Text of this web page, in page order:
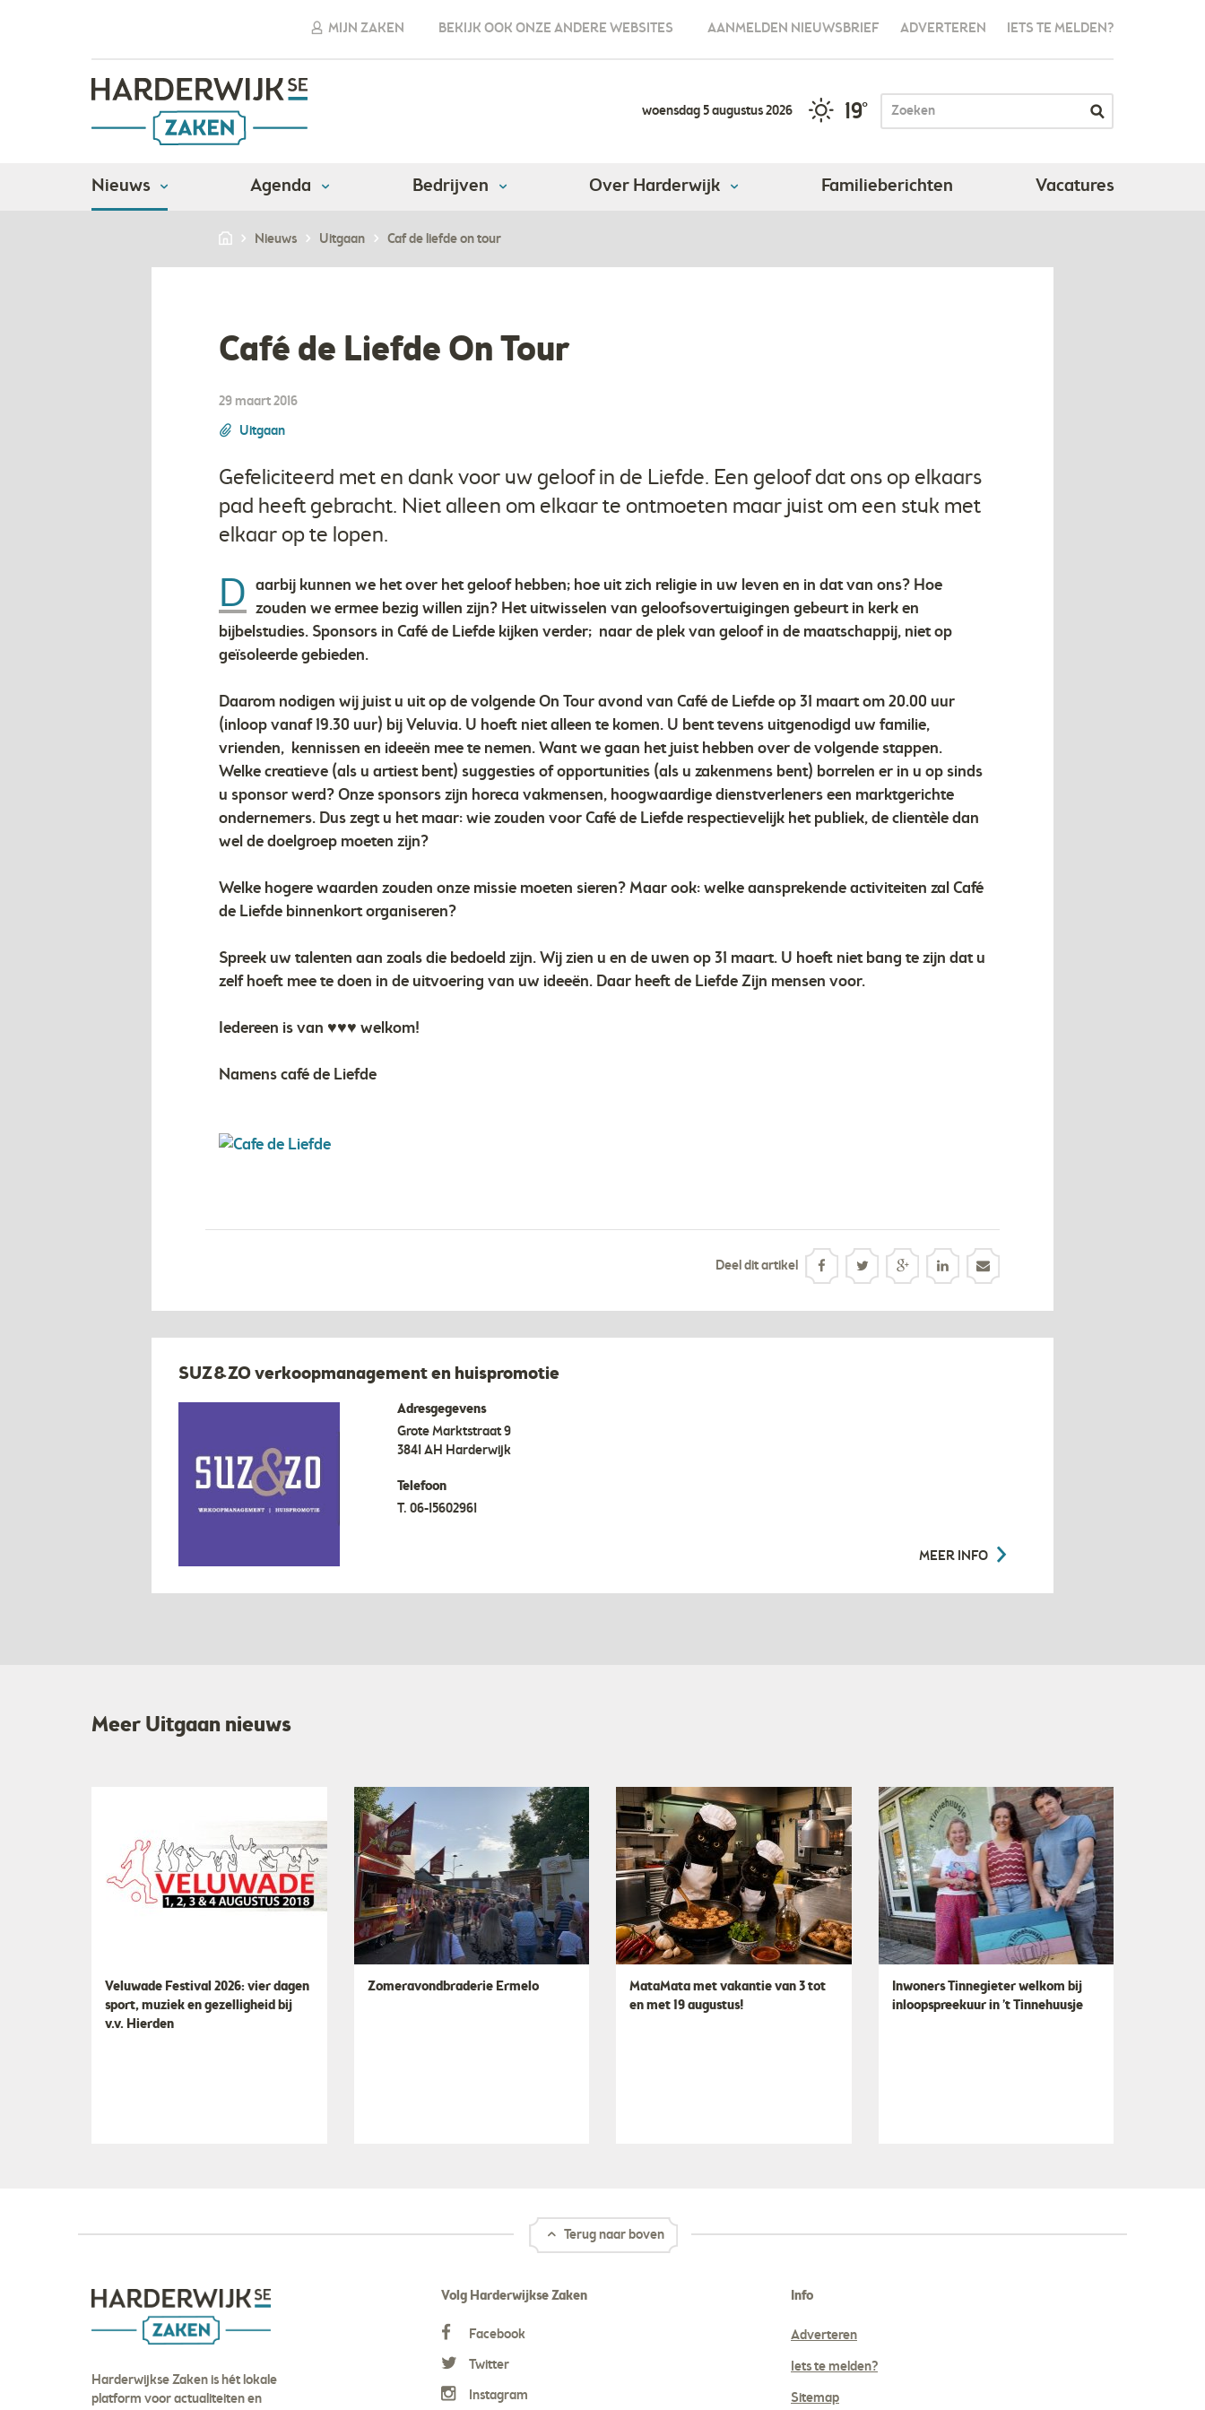
MIJN ZAKEN BEKIJK OOK ONZE ANDERE WEBSITES AANMELDEN NIEUWSBRIEF ADVERTEREN IETS TE MELDEN?
woensdag 5 augustus 2026 19°
Nieuws Agenda Bedrijven Over Harderwijk Familieberichten Vacatures
Nieuws Uitgaan Caf de liefde on tour
Café de Liefde On Tour
29 maart 2016
Uitgaan
Gefeliciteerd met en dank voor uw geloof in de Liefde. Een geloof dat ons op elkaars
pad heeft gebracht. Niet alleen om elkaar te ontmoeten maar juist om een stuk met
elkaar op te lopen.
D aarbij kunnen we het over het geloof hebben; hoe uit zich religie in uw leven en in dat van ons? Hoe
zouden we ermee bezig willen zijn? Het uitwisselen van geloofsovertuigingen gebeurt in kerk en
bijbelstudies. Sponsors in Café de Liefde kijken verder; naar de plek van geloof in de maatschappij, niet op
geïsoleerde gebieden.
Daarom nodigen wij juist u uit op de volgende On Tour avond van Café de Liefde op 31 maart om 20.00 uur
(inloop vanaf 19.30 uur) bij Veluvia. U hoeft niet alleen te komen. U bent tevens uitgenodigd uw familie,
vrienden, kennissen en ideeën mee te nemen. Want we gaan het juist hebben over de volgende stappen.
Welke creatieve (als u artiest bent) suggesties of opportunities (als u zakenmens bent) borrelen er in u op sinds
u sponsor werd? Onze sponsors zijn horeca vakmensen, hoogwaardige dienstverleners een marktgerichte
ondernemers. Dus zegt u het maar: wie zouden voor Café de Liefde respectievelijk het publiek, de clientèle dan
wel de doelgroep moeten zijn?
Welke hogere waarden zouden onze missie moeten sieren? Maar ook: welke aansprekende activiteiten zal Café
de Liefde binnenkort organiseren?
Spreek uw talenten aan zoals die bedoeld zijn. Wij zien u en de uwen op 31 maart. U hoeft niet bang te zijn dat u
zelf hoeft mee te doen in de uitvoering van uw ideeën. Daar heeft de Liefde Zijn mensen voor.
Iedereen is van ♥♥♥ welkom!
Namens café de Liefde
Deel dit artikel
SUZ&ZO verkoopmanagement en huispromotie
Adresgegevens
Grote Marktstraat 9
3841 AH Harderwijk
Telefoon
T. 06-15602961
MEER INFO
Meer Uitgaan nieuws
Veluwade Festival 2026: vier dagen
sport, muziek en gezelligheid bij
v.v. Hierden
Zomeravondbraderie Ermelo
MataMata met vakantie van 3 tot
en met 19 augustus!
Inwoners Tinnegieter welkom bij
inloopspreekuur in ’t Tinnehuusje
Terug naar boven
Harderwijkse Zaken is hét lokale
platform voor actualiteiten en
Volg Harderwijkse Zaken
Facebook
Twitter
Instagram
Info
Adverteren
Iets te melden?
Sitemap